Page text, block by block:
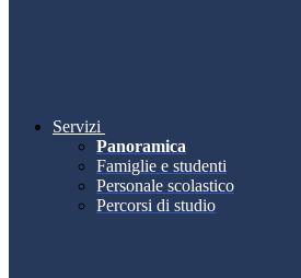
Servizi
Panoramica
Famiglie e studenti
Personale scolastico
Percorsi di studio